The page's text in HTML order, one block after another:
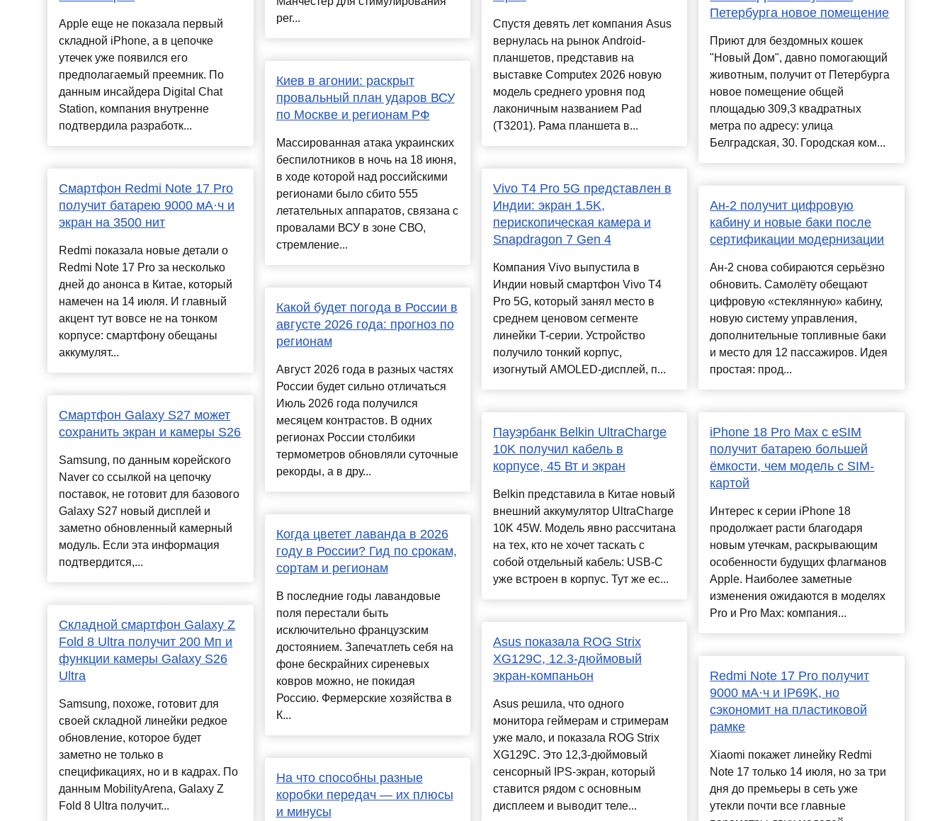
Apple еще не показала первый
складной iPhone, а в цепочке
утечек уже появился его
предполагаемый преемник. По
данным инсайдера Digital Chat
Station, компания внутренне
подтвердила разработк...
Смартфон Redmi Note 17 Pro
получит батарею 9000 мА·ч и
экран на 3500 нит
Redmi показала новые детали о
Redmi Note 17 Pro за несколько
дней до анонса в Китае, который
намечен на 14 июля. И главный
акцент тут вовсе не на тонком
корпусе: смартфону обещаны
аккумулят...
Смартфон Galaxy S27 может
сохранить экран и камеры S26
Samsung, по данным корейского
Naver со ссылкой на цепочку
поставок, не готовит для базового
Galaxy S27 новый дисплей и
заметно обновленный камерный
модуль. Если эта информация
подтвердится,...
Складной смартфон Galaxy Z
Fold 8 Ultra получит 200 Мп и
функции камеры Galaxy S26
Ultra
Samsung, похоже, готовит для
своей складной линейки редкое
обновление, которое будет
заметно не только в
спецификациях, но и в кадрах. По
данным MobilityArena, Galaxy Z
Fold 8 Ultra получит...
рег...
Киев в агонии: раскрыт
провальный план ударов ВСУ
по Москве и регионам РФ
Массированная атака украинских
беспилотников в ночь на 18 июня,
в ходе которой над российскими
регионами было сбито 555
летательных аппаратов, связана с
провалами ВСУ в зоне СВО,
стремление...
Какой будет погода в России в
августе 2026 года: прогноз по
регионам
Август 2026 года в разных частях
России будет сильно отличаться
Июль 2026 года получился
месяцем контрастов. В одних
регионах России столбики
термометров обновляли суточные
рекорды, а в дру...
Когда цветет лаванда в 2026
году в России? Гид по срокам,
сортам и регионам
В последние годы лавандовые
поля перестали быть
исключительно французским
достоянием. Запечатлеть себя на
фоне бескрайних сиреневых
ковров можно, не покидая
Россию. Фермерские хозяйства в
К...
На что способны разные
коробки передач — их плюсы
и минусы
Спустя девять лет компания Asus
вернулась на рынок Android-
планшетов, представив на
выставке Computex 2026 новую
модель среднего уровня под
лаконичным названием Pad
(T3201). Рама планшета в...
Vivo T4 Pro 5G представлен в
Индии: экран 1.5K,
перископическая камера и
Snapdragon 7 Gen 4
Компания Vivo выпустила в
Индии новый смартфон Vivo T4
Pro 5G, который занял место в
среднем ценовом сегменте
линейки T-серии. Устройство
получило тонкий корпус,
изогнутый AMOLED-дисплей, п...
Пауэрбанк Belkin UltraCharge
10K получил кабель в
корпусе, 45 Вт и экран
Belkin представила в Китае новый
внешний аккумулятор UltraCharge
10K 45W. Модель явно рассчитана
на тех, кто не хочет таскать с
собой отдельный кабель: USB-C
уже встроен в корпус. Тут же ес...
Asus показала ROG Strix
XG129C, 12.3-дюймовый
экран-компаньон
Asus решила, что одного
монитора геймерам и стримерам
уже мало, и показала ROG Strix
XG129C. Это 12,3-дюймовый
сенсорный IPS-экран, который
ставится рядом с основным
дисплеем и выводит теле...
Петербурга новое помещение
Приют для бездомных кошек
"Новый Дом", давно помогающий
животным, получит от Петербурга
новое помещение общей
площадью 309,3 квадратных
метра по адресу: улица
Белградская, 30. Городская ком...
Ан-2 получит цифровую
кабину и новые баки после
сертификации модернизации
Ан-2 снова собираются серьёзно
обновить. Самолёту обещают
цифровую «стеклянную» кабину,
новую систему управления,
дополнительные топливные баки
и место для 12 пассажиров. Идея
простая: прод...
iPhone 18 Pro Max с eSIM
получит батарею большей
ёмкости, чем модель с SIM-
картой
Интерес к серии iPhone 18
продолжает расти благодаря
новым утечкам, раскрывающим
особенности будущих флагманов
Apple. Наиболее заметные
изменения ожидаются в моделях
Pro и Pro Max: компания...
Redmi Note 17 Pro получит
9000 мА·ч и IP69K, но
сэкономит на пластиковой
рамке
Xiaomi покажет линейку Redmi
Note 17 только 14 июля, но за три
дня до премьеры в сеть уже
утекли почти все главные